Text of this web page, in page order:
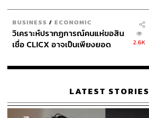
BUSINESS / ECONOMIC
วิเคราะห์ปรากฏการณ์คนแห่ขอสิน
เชื่อ CLICX อาจเป็นเพียงยอด
เรือนไทยที่ถูกซุกไว้
2.6K
LATEST STORIES